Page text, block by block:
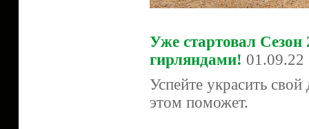
Уже стартовал
гирляндами! 01.09.22
Успейте украсить
этом поможет.